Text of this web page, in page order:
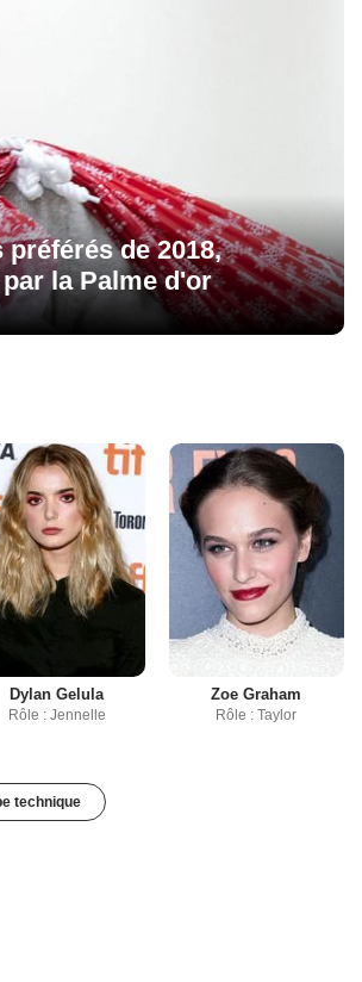
de 2018,
la Palme d'or
Dylan Gelula
Rôle : Jennelle
Zoe Graham
Rôle : Taylor
technique